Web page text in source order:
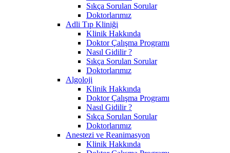
Sıkça Sorulan Sorular
Doktorlarımız
Adli Tıp Kliniği
Klinik Hakkında
Doktor Çalışma Programı
Nasıl Gidilir ?
Sıkça Sorulan Sorular
Doktorlarımız
Algoloji
Klinik Hakkında
Doktor Çalışma Programı
Nasıl Gidilir ?
Sıkça Sorulan Sorular
Doktorlarımız
Anestezi ve Reanimasyon
Klinik Hakkında